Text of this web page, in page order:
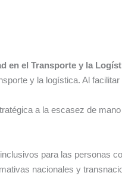
en el Transporte y la
y la logística. Al
a la escasez de
para las personas
nacionales y